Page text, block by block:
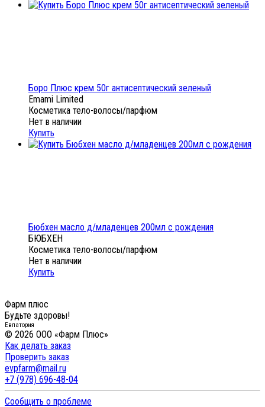
Боро Плюс крем 50г антисептический зеленый
Emami Limited
Косметика тело-волосы/парфюм
Нет в наличии
Купить
Бюбхен масло д/младенцев 200мл с рождения
БЮБХЕН
Косметика тело-волосы/парфюм
Нет в наличии
Купить
Фарм плюс
Будьте здоровы!
Евпатория
© 2026 ООО «Фарм Плюс»
Как делать заказ
Проверить заказ
evpfarm@mail.ru
+7 (978) 696-48-04
Сообщить о проблеме